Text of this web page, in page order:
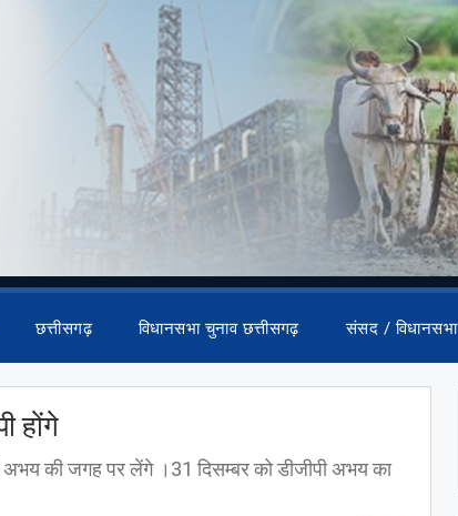
छत्तीसगढ़ विधानसभा चुनाव छत्तीसगढ़ संसद / विधानसभा
होंगे
की जगह पर लेंगे ।31 दिसम्बर को डीजीपी अभय का